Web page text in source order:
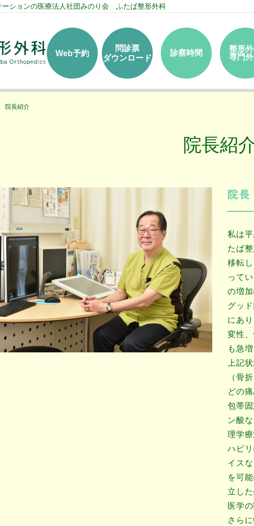
ーションの医療法人社団みのり会 ふたば整形外科
Web予約
問診票
ダウンロード
診察時間
整形
専門
院長紹介
院長紹
院
私は
たば
移転
って
の増
グッ
にあ
変性
も急
上記
（骨
どの
包帯
ン酸
理学
ハビ
イス
を可
立し
医学
さら